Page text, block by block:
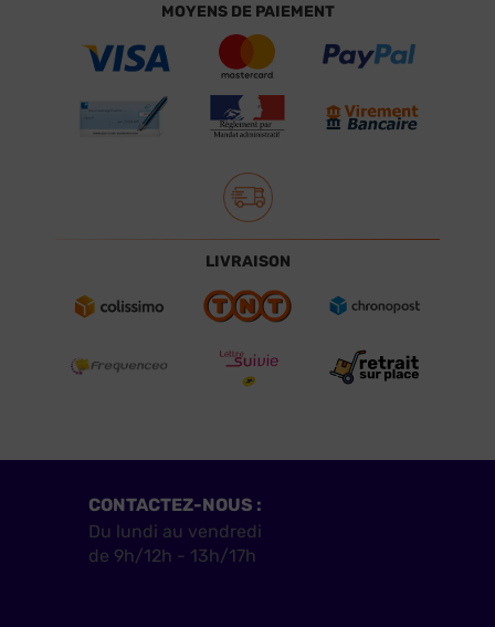
MOYENS DE PAIEMENT
LIVRAISON
CONTACTEZ-NOUS :
Du lundi au vendredi
de 9h/12h - 13h/17h